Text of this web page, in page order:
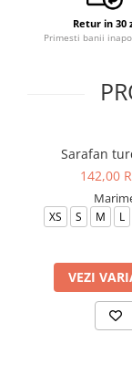
Retur in 30
Primesti banii
Sarafan
142,00
XS S M L
VEZI